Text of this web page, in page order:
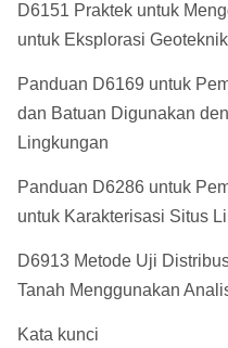
D6151 Praktek untuk
untuk Eksplorasi
Panduan D6169 untuk
dan Batuan Digunakan
Lingkungan
Panduan D6286 untuk
untuk Karakterisasi Situs
D6913 Metode Uji
Tanah Menggunakan
Kata kunci